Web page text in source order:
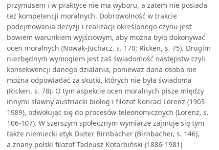
przymusem i w praktyce nie ma wyboru, a zatem nie posiada
też kompetencji moralnych. Dobrowolność w trakcie
podejmowania decyzji i realizacji określonego czynu jest
bowiem warunkiem wyjściowym, aby można było dokonywać
ocen moralnych (Nowak-Juchacz, s. 170; Ricken, s. 75). Drugim
niezbędnym wymogiem jest zaś świadomość następstw czyli
konsekwencji danego działania, ponieważ dana osoba nie
można odpowiadać za skutki, których nie była świadoma
(Ricken, s. 78). O tym aspekcie ocen moralnych pisze między
innymi sławny austriacki biolog i filozof Konrad Lorenz (1903-
1989), odwołując się do procesów teleonomicznych (Lorenz, s.
106-107). W szerszym społecznym wymiarze zajmuje się tym
także niemiecki etyk Dieter Birnbacher (Birnbacher, s. 146),
a znany polski filozof Tadeusz Kotarbiński (1886-1981)